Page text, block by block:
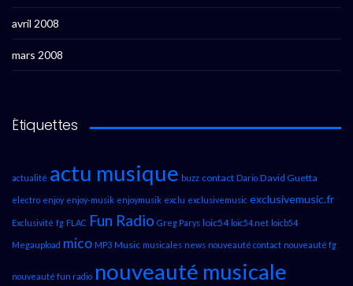
avril 2008
mars 2008
Étiquettes
actualité actu musique buzz contact Dario David Guetta
electro enjoy enjoy-musik enjoymusik exclu exclusivemusic exclusivemusic.fr
Exclusivité fg FLAC Fun Radio Greg Parys loic54 loic54.net loicb54
Megaupload mico MP3 Music musicales news nouveauté contact nouveauté fg
nouveauté fun radio nouveauté musicale